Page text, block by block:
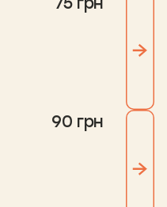
90 грн